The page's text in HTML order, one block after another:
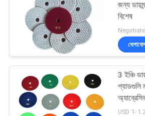
আমাদের
সম্পর্কে
কারখানা
ভ্রমণ
জন্য
বিশেষ
Negotiate
3 ইঞ্চি
প্যাডগুলি
USD 1-